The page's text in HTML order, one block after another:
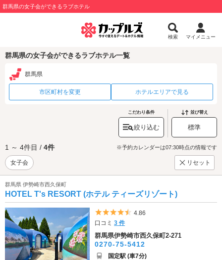
群馬県の女子会ができるラブホテル
検索 マイメニュー
群馬県の女子会ができるラブホテル一覧
群馬県
市区町村を変更 ホテルエリアで見る
こだわり条件
絞り込む
並び替え
標準
1 ～ 4件目 / 4件 ※予約カレンダーは07:30時点の情報です
女子会 リセット
群馬県 伊勢崎市西久保町
HOTEL T's RESORT (ホテル ティーズリゾート)
5つ星のうち4.5
4.86
口コミ3 件
群馬県伊勢崎市西久保町2-271
0270-75-5412
国定駅 (車7分)